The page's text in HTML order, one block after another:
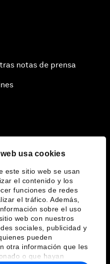
usa cookies
este sitio web se usan
el contenido y los
funciones de redes
el tráfico. Además,
sobre el uso
web con nuestros
sociales, publicidad y
pueden
otra información que les
o que hayan
notas de prensa